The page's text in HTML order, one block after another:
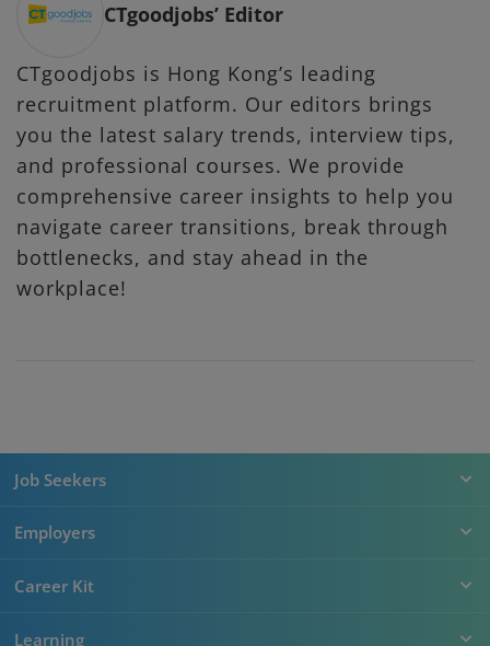
CTgoodjobs’ Editor
CTgoodjobs is Hong Kong’s leading
recruitment platform. Our editors brings
you the latest salary trends, interview tips,
and professional courses. We provide
comprehensive career insights to help you
navigate career transitions, break through
bottlenecks, and stay ahead in the
workplace!
Job Seekers
Employers
Career Kit
Learning